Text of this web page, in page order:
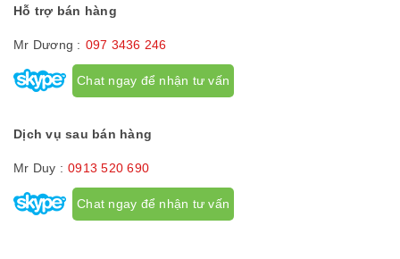
Hỗ trợ bán hàng
Mr Dương : 097 3436 246
Chat ngay để nhận tư vấn
Dịch vụ sau bán hàng
Mr Duy : 0913 520 690
Chat ngay để nhận tư vấn